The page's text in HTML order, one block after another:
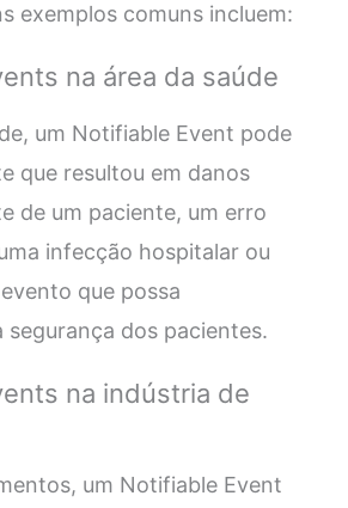
exemplos comuns incluem:
na área da saúde
um Notifiable Event pode
que resultou em danos
de um paciente, um erro
infecção hospitalar ou
que possa
dos pacientes.
na indústria de
um Notifiable Event